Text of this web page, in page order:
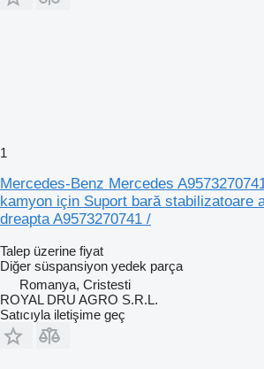
1
Mercedes-Benz Mercedes
kamyon için Suport bară stabilizatoare
dreapta A9573270741 /
Talep üzerine fiyat
Diğer süspansiyon yedek parça
Romanya, Cristesti
ROYAL DRU AGRO S.R.L.
Satıcıyla iletişime geç